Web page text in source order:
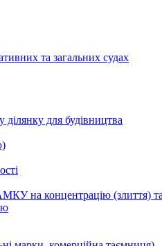
та загальних судах
для будівництва
на концентрацію (злиття)